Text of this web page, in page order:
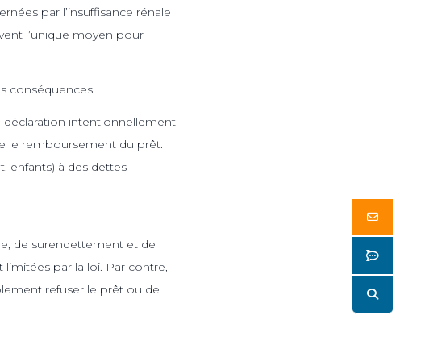
par l’insuffisance rénale
l’unique moyen pour
conséquences.
déclaration intentionnellement
le remboursement du prêt.
enfants) à des dettes
de surendettement et de
par la loi. Par contre,
refuser le prêt ou de